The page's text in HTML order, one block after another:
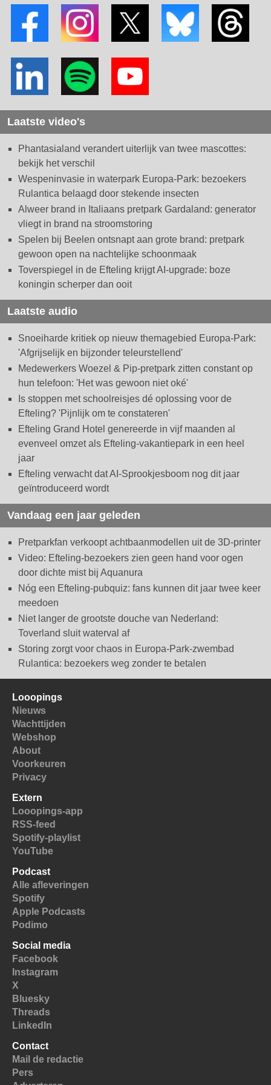
Laatste video's
Phantasialand verandert uiterlijk van twee mascottes:
bekijk het verschil
Wespeninvasie in waterpark Europa-Park: bezoekers
Rulantica belaagd door stekende insecten
Alweer brand in Italiaans pretpark Gardaland: generator
vliegt in brand na stroomstoring
Spelen bij Beelen ontsnapt aan grote brand: pretpark
gewoon open na nachtelijke schoonmaak
Toverspiegel in de Efteling krijgt AI-upgrade: boze
koningin scherper dan ooit
Laatste audio
Snoeiharde kritiek op nieuw themagebied Europa-Park:
'Afgrijselijk en bijzonder teleurstellend'
Medewerkers Woezel & Pip-pretpark zitten constant op
hun telefoon: 'Het was gewoon niet oké'
Is stoppen met schoolreisjes dé oplossing voor de
Efteling? 'Pijnlijk om te constateren'
Efteling Grand Hotel genereerde in vijf maanden al
evenveel omzet als Efteling-vakantiepark in een heel
jaar
Efteling verwacht dat AI-Sprookjesboom nog dit jaar
geïntroduceerd wordt
Vandaag een jaar geleden
Pretparkfan verkoopt achtbaanmodellen uit de 3D-printer
Video: Efteling-bezoekers zien geen hand voor ogen
door dichte mist bij Aquanura
Nóg een Efteling-pubquiz: fans kunnen dit jaar twee keer
meedoen
Niet langer de grootste douche van Nederland:
Toverland sluit waterval af
Storing zorgt voor chaos in Europa-Park-zwembad
Rulantica: bezoekers weg zonder te betalen
Looopings
Nieuws
Wachttijden
Webshop
About
Voorkeuren
Privacy
Extern
Looopings-app
RSS-feed
Spotify-playlist
YouTube
Podcast
Alle afleveringen
Spotify
Apple Podcasts
Podimo
Social media
Facebook
Instagram
X
Bluesky
Threads
LinkedIn
Contact
Mail de redactie
Pers